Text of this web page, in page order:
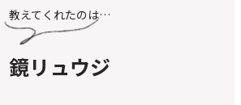
教えてくれたのは…
鏡リュウジ